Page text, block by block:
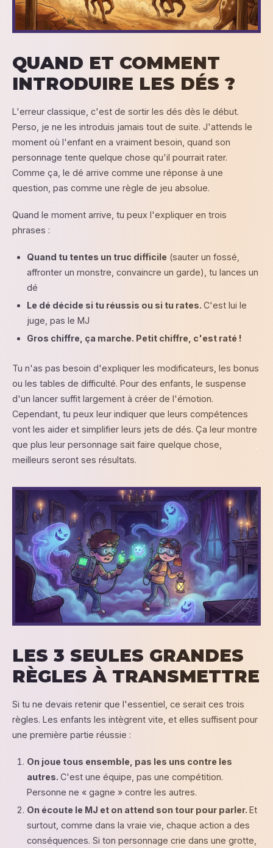
QUAND ET COMMENT
INTRODUIRE LES DÉS ?
L'erreur classique, c'est de sortir les dés dès le début.
Perso, je ne les introduis jamais tout de suite. J'attends le
moment où l'enfant en a vraiment besoin, quand son
personnage tente quelque chose qu'il pourrait rater.
Comme ça, le dé arrive comme une réponse à une
question, pas comme une règle de jeu absolue.
Quand le moment arrive, tu peux l'expliquer en trois
phrases :
Quand tu tentes un truc difficile (sauter un fossé,
affronter un monstre, convaincre un garde), tu lances un
dé
Le dé décide si tu réussis ou si tu rates. C'est lui le
juge, pas le MJ
Gros chiffre, ça marche. Petit chiffre, c'est raté !
Tu n'as pas besoin d'expliquer les modificateurs, les bonus
ou les tables de difficulté. Pour des enfants, le suspense
d'un lancer suffit largement à créer de l'émotion.
Cependant, tu peux leur indiquer que leurs compétences
vont les aider et simplifier leurs jets de dés. Ça leur montre
que plus leur personnage sait faire quelque chose,
meilleurs seront ses résultats.
LES 3 SEULES GRANDES
RÈGLES À TRANSMETTRE
Si tu ne devais retenir que l'essentiel, ce serait ces trois
règles. Les enfants les intègrent vite, et elles suffisent pour
une première partie réussie :
On joue tous ensemble, pas les uns contre les
autres. C'est une équipe, pas une compétition.
Personne ne « gagne » contre les autres.
On écoute le MJ et on attend son tour pour parler. Et
surtout, comme dans la vraie vie, chaque action a des
conséquences. Si ton personnage crie dans une grotte,